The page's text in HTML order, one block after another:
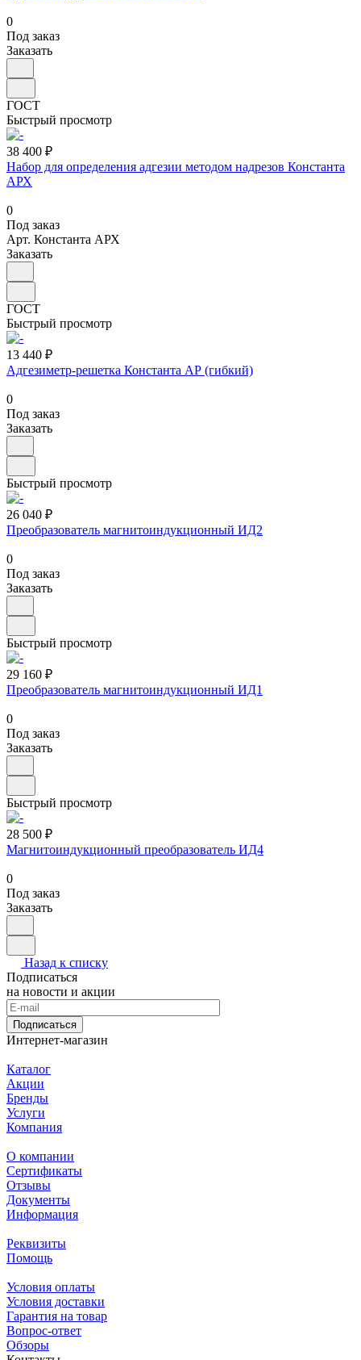
0
Под заказ
Заказать
ГОСТ
Быстрый просмотр
38 400 ₽
Набор для определения адгезии методом надрезов Константа
АРХ
0
Под заказ
Арт. Константа АРХ
Заказать
ГОСТ
Быстрый просмотр
13 440 ₽
Адгезиметр-решетка Константа АР (гибкий)
0
Под заказ
Заказать
Быстрый просмотр
26 040 ₽
Преобразователь магнитоиндукционный ИД2
0
Под заказ
Заказать
Быстрый просмотр
29 160 ₽
Преобразователь магнитоиндукционный ИД1
0
Под заказ
Заказать
Быстрый просмотр
28 500 ₽
Магнитоиндукционный преобразователь ИД4
0
Под заказ
Заказать
Назад к списку
Подписаться
на новости и акции
Подписаться
Интернет-магазин
Каталог
Акции
Бренды
Услуги
Компания
О компании
Сертификаты
Отзывы
Документы
Информация
Реквизиты
Помощь
Условия оплаты
Условия доставки
Гарантия на товар
Вопрос-ответ
Обзоры